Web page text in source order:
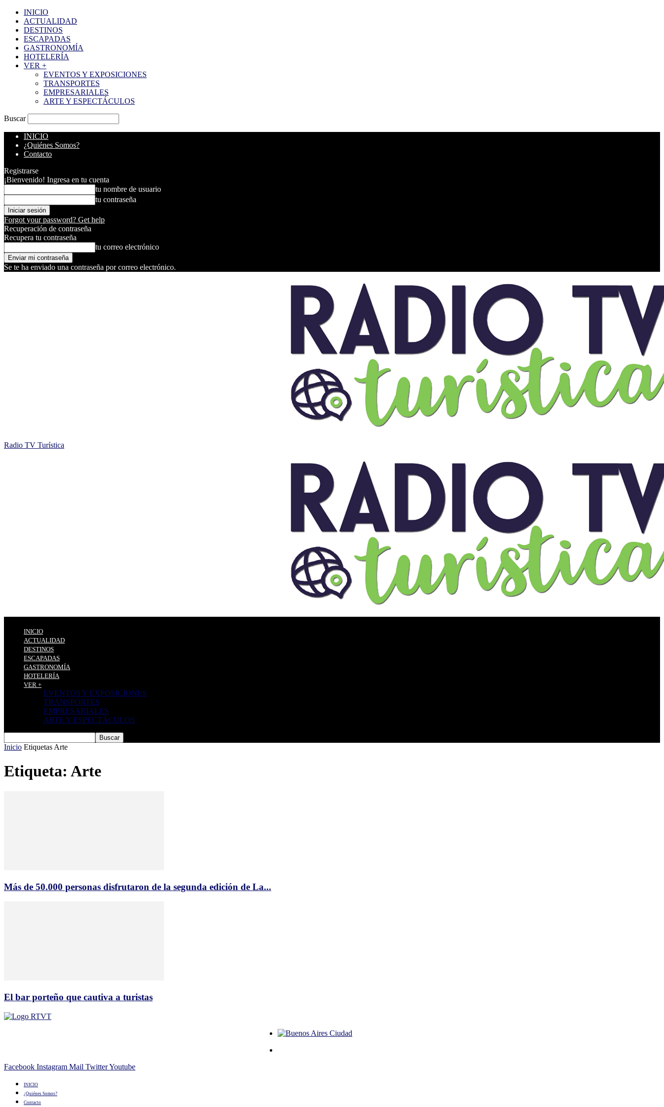
INICIO
ACTUALIDAD
DESTINOS
ESCAPADAS
GASTRONOMÍA
HOTELERÍA
VER +
EVENTOS Y EXPOSICIONES
TRANSPORTES
EMPRESARIALES
ARTE Y ESPECTÁCULOS
Buscar
INICIO
¿Quiénes Somos?
Contacto
Registrarse
¡Bienvenido! Ingresa en tu cuenta
tu nombre de usuario
tu contraseña
Forgot your password? Get help
Recuperación de contraseña
Recupera tu contraseña
tu correo electrónico
Se te ha enviado una contraseña por correo electrónico.
Radio TV Turística
INICIO
ACTUALIDAD
DESTINOS
ESCAPADAS
GASTRONOMÍA
HOTELERÍA
VER +
EVENTOS Y EXPOSICIONES
TRANSPORTES
EMPRESARIALES
ARTE Y ESPECTÁCULOS
Inicio Etiquetas Arte
Etiqueta: Arte
Más de 50.000 personas disfrutaron de la segunda edición de La...
El bar porteño que cautiva a turistas
Facebook Instagram Mail TwitterYoutube
INICIO
¿Quiénes Somos?
Contacto